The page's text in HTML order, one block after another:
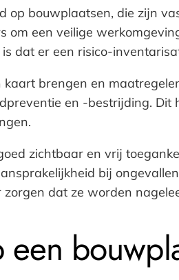
bouwplaatsen, die zijn
een veilige
dat er een risico-
brengen en
en -bestrijding.
zichtbaar en vrij
bij
dat ze worden
een